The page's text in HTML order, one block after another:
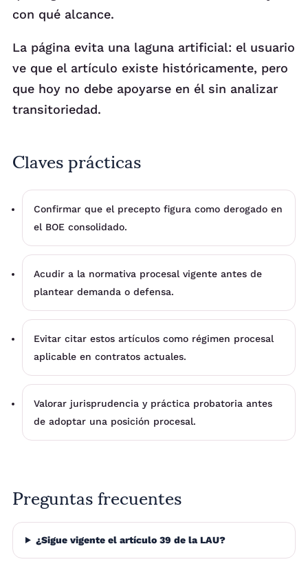
con qué alcance.
La página evita una laguna artificial: el usuario
ve que el artículo existe históricamente, pero
que hoy no debe apoyarse en él sin analizar
transitoriedad.
Claves prácticas
Confirmar que el precepto figura como derogado en
el BOE consolidado.
Acudir a la normativa procesal vigente antes de
plantear demanda o defensa.
Evitar citar estos artículos como régimen procesal
aplicable en contratos actuales.
Valorar jurisprudencia y práctica probatoria antes
de adoptar una posición procesal.
Preguntas frecuentes
¿Sigue vigente el artículo 39 de la LAU?